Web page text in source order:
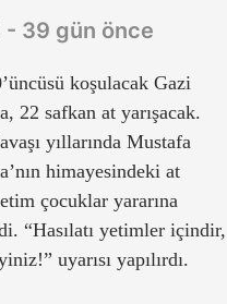
39 gün önce
koşulacak Gazi
22 safkan at yarışacak.
yıllarında Mustafa
himayesindeki at
çocuklar yararına
“Hasılatı yetimler içindir,
uyarısı yapılırdı.